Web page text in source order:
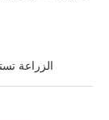
الزراعة